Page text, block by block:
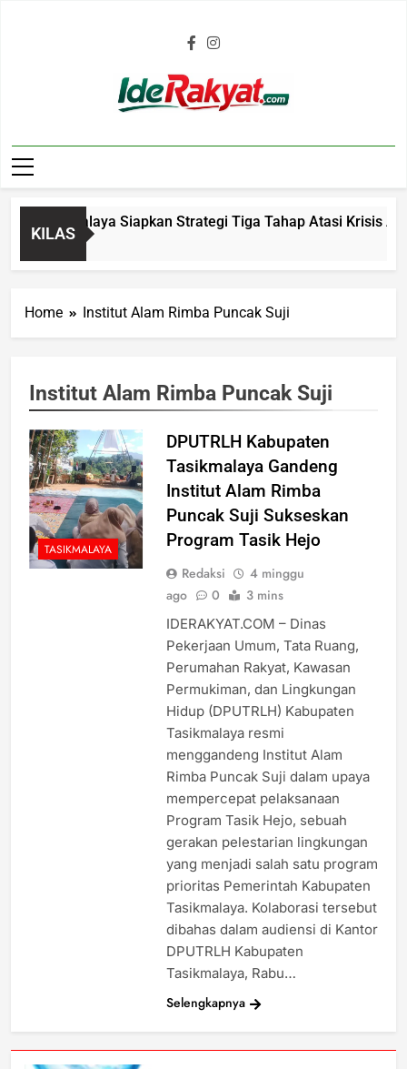
Iderakyat.com
KILAS
Tasikmalaya Siapkan Strategi Tiga Tahap Atasi Krisis Air
Home Institut Alam Rimba Puncak Suji
Institut Alam Rimba Puncak Suji
TASIKMALAYA
DPUTRLH Kabupaten
Tasikmalaya Gandeng
Institut Alam Rimba
Puncak Suji Sukseskan
Program Tasik Hejo
Redaksi
4 minggu
ago
0 3 mins
IDERAKYAT.COM – Dinas
Pekerjaan Umum, Tata Ruang,
Perumahan Rakyat, Kawasan
Permukiman, dan Lingkungan
Hidup (DPUTRLH) Kabupaten
Tasikmalaya resmi
menggandeng Institut Alam
Rimba Puncak Suji dalam upaya
mempercepat pelaksanaan
Program Tasik Hejo, sebuah
gerakan pelestarian lingkungan
yang menjadi salah satu program
prioritas Pemerintah Kabupaten
Tasikmalaya. Kolaborasi tersebut
dibahas dalam audiensi di Kantor
DPUTRLH Kabupaten
Tasikmalaya, Rabu…
Selengkapnya